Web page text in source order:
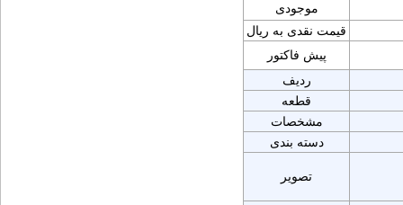
موجودی
قیمت نقدی به ریال
پیش فاکتور
ردیف
قطعه
مشخصات
دسته بندی
تصویر